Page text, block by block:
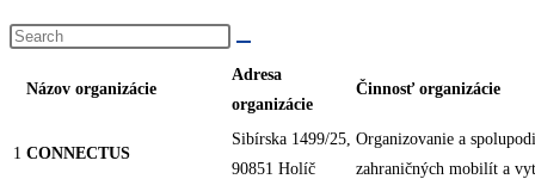
Názov organizácie
Adresa
organizácie
Činnosť organizácie
1 CONNECTUS
Sibírska 1499/25,
90851 Holíč
Organizovanie a
zahraničných mobilít a